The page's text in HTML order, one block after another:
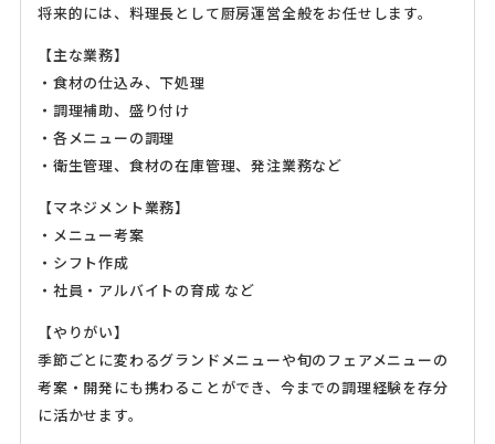
将来的には、料理長として厨房運営全般をお任せします。
【主な業務】
・食材の仕込み、下処理
・調理補助、盛り付け
・各メニューの調理
・衛生管理、食材の在庫管理、発注業務など
【マネジメント業務】
・メニュー考案
・シフト作成
・社員・アルバイトの育成 など
【やりがい】
季節ごとに変わるグランドメニューや旬のフェアメニューの
考案・開発にも携わることができ、今までの調理経験を存分
に活かせます。